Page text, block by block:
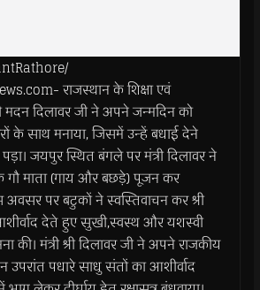
राजस्थान के शिक्षा एवं
मदन दिलावर जी ने अपने जन्मदिन को
के साथ मनाया, जिसमें उन्हें बधाई देने
जयपुर स्थित बंगले पर मंत्री दिलावर ने
गौ माता (गाय और बछड़े) पूजन कर
अवसर पर बटुकों ने स्वस्तिवाचन कर श्री
देते हुए सुखी,स्वस्थ और यशस्वी
की। मंत्री श्री दिलावर जी ने अपने राजकीय
उपरांत पधारे साधु संतों का आशीर्वाद